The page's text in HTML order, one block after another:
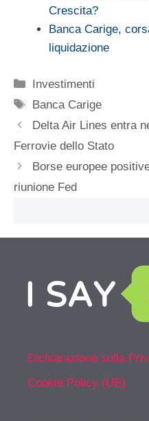
Crescita?
Banca Carige,
liquidazione
Categorie
Investimenti
Tag
Banca Carige
Delta Air Lines entra
Ferrovie dello Stato
Borse europee
riunione Fed
Dichiarazione sulla
Cookie Policy (UE)